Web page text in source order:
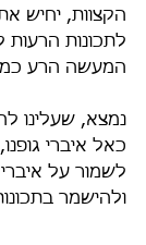
הקצוות, יחיש את
לתכונות הרעות
המעשה הרע
נמצא, שעלינו
כאל איברי
לשמור על איברי
ולהישמר